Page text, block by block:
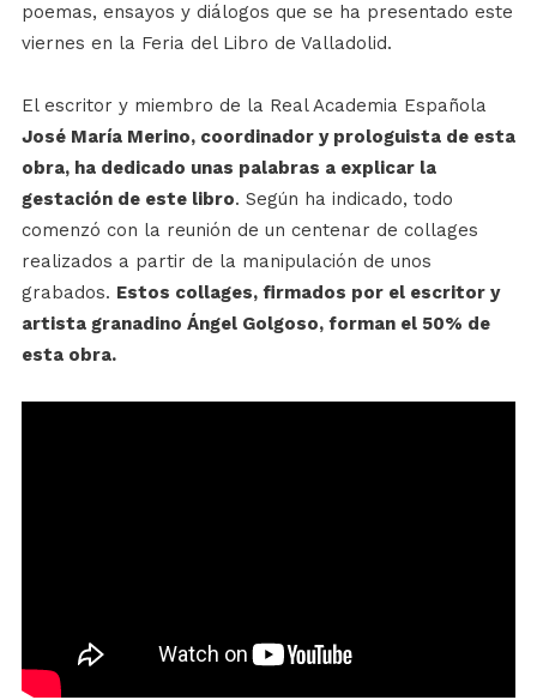
poemas, ensayos y diálogos que se ha presentado este
viernes en la Feria del Libro de Valladolid.
El escritor y miembro de la Real Academia Española
José María Merino, coordinador y prologuista de esta
obra, ha dedicado unas palabras a explicar la
gestación de este libro. Según ha indicado, todo
comenzó con la reunión de un centenar de collages
realizados a partir de la manipulación de unos
grabados. Estos collages, firmados por el escritor y
artista granadino Ángel Golgoso, forman el 50% de
esta obra.